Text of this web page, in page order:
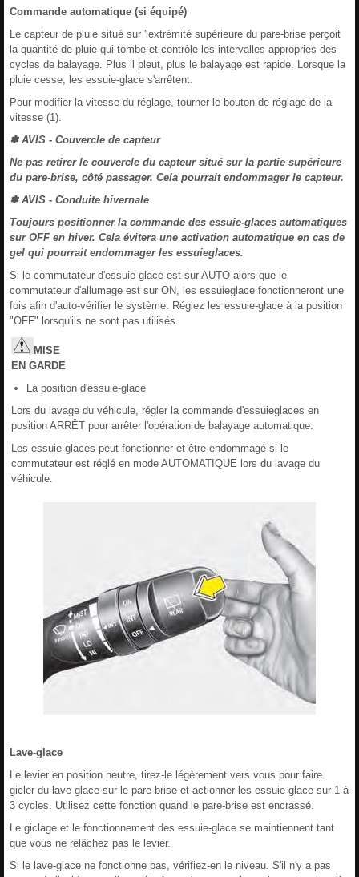
Commande automatique (si équipé)
Le capteur de pluie situé sur 'lextrémité supérieure du pare-brise perçoit
la quantité de pluie qui tombe et contrôle les intervalles appropriés des
cycles de balayage. Plus il pleut, plus le balayage est rapide. Lorsque la
pluie cesse, les essuie-glace s'arrêtent.
Pour modifier la vitesse du réglage, tourner le bouton de réglage de la
vitesse (1).
✽ AVIS - Couvercle de capteur
Ne pas retirer le couvercle du capteur situé sur la partie supérieure
du pare-brise, côté passager. Cela pourrait endommager le capteur.
✽ AVIS - Conduite hivernale
Toujours positionner la commande des essuie-glaces automatiques
sur OFF en hiver. Cela évitera une activation automatique en cas de
gel qui pourrait endommager les essuieglaces.
Si le commutateur d'essuie-glace est sur AUTO alors que le
commutateur d'allumage est sur ON, les essuieglace fonctionneront une
fois afin d'auto-vérifier le système. Réglez les essuie-glace à la position
"OFF" lorsqu'ils ne sont pas utilisés.
MISE
EN GARDE
La position d'essuie-glace
Lors du lavage du véhicule, régler la commande d'essuieglaces en
position ARRÊT pour arrêter l'opération de balayage automatique.
Les essuie-glaces peut fonctionner et être endommagé si le
commutateur est réglé en mode AUTOMATIQUE lors du lavage du
véhicule.
Lave-glace
Le levier en position neutre, tirez-le légèrement vers vous pour faire
gicler du lave-glace sur le pare-brise et actionner les essuie-glace sur 1 à
3 cycles. Utilisez cette fonction quand le pare-brise est encrassé.
Le giclage et le fonctionnement des essuie-glace se maintiennent tant
que vous ne relâchez pas le levier.
Si le lave-glace ne fonctionne pas, vérifiez-en le niveau. S'il n'y a pas